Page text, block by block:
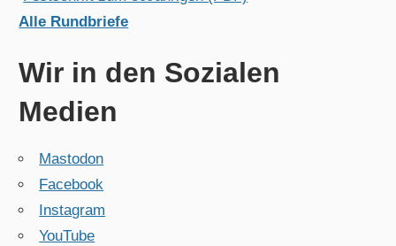
Alle Rundbriefe
Wir in den Sozialen
Medien
Mastodon
Facebook
Instagram
YouTube